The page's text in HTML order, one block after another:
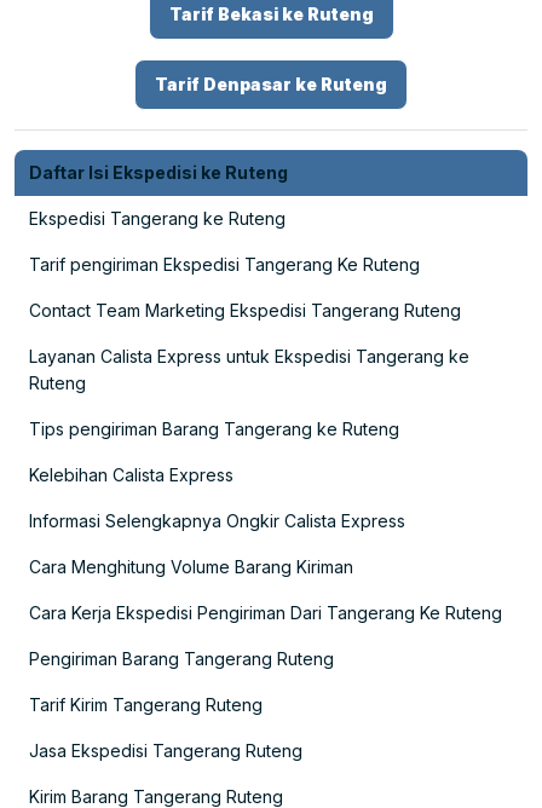
Tarif Bekasi ke Ruteng
Tarif Denpasar ke Ruteng
Daftar Isi Ekspedisi ke Ruteng
Ekspedisi Tangerang ke Ruteng
Tarif pengiriman Ekspedisi Tangerang Ke Ruteng
Contact Team Marketing Ekspedisi Tangerang Ruteng
Layanan Calista Express untuk Ekspedisi Tangerang ke
Ruteng
Tips pengiriman Barang Tangerang ke Ruteng
Kelebihan Calista Express
Informasi Selengkapnya Ongkir Calista Express
Cara Menghitung Volume Barang Kiriman
Cara Kerja Ekspedisi Pengiriman Dari Tangerang Ke Ruteng
Pengiriman Barang Tangerang Ruteng
Tarif Kirim Tangerang Ruteng
Jasa Ekspedisi Tangerang Ruteng
Kirim Barang Tangerang Ruteng